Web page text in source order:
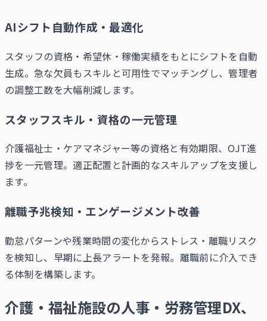
AIシフト自動作成・最適化
スタッフの資格・希望休・稼働実績をもとにシフトを自動
生成。急な欠員もスキルと可用性でマッチングし、管理者
の調整工数を大幅削減します。
スタッフスキル・資格の一元管理
介護福祉士・ケアマネジャー等の資格と有効期限、OJT進
捗を一元管理。適正配置と計画的なスキルアップを支援し
ます。
離職予兆検知・エンゲージメント改善
勤怠パターンや残業時間の変化からストレス・離職リスク
を検知し、早期に上長アラートを発報。離職前に介入でき
る体制を構築します。
介護・福祉施設の人事・労務管理DX、